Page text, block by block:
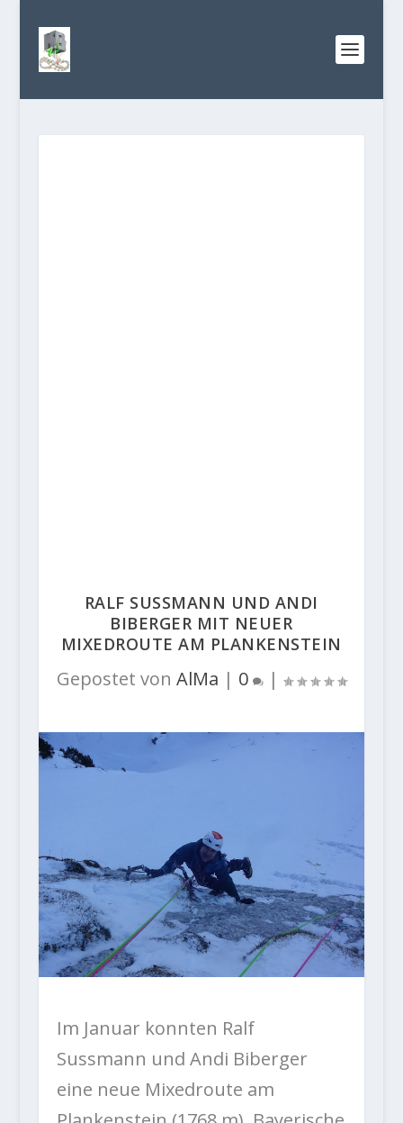
RALF SUSSMANN UND ANDI
BIBERGER MIT NEUER
MIXEDROUTE AM PLANKENSTEIN
Gepostet von AlMa | 0 |
Im Januar konnten Ralf
Sussmann und Andi Biberger
eine neue Mixedroute am